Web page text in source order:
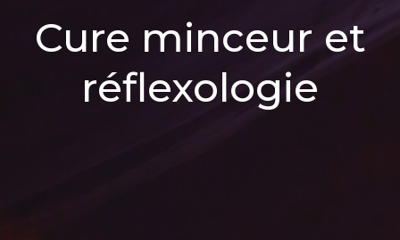
Cure minceur et
réflexologie